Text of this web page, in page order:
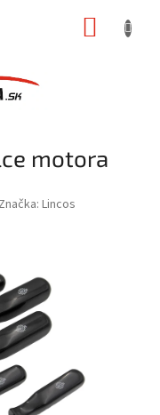
motora
Značka: Lincos